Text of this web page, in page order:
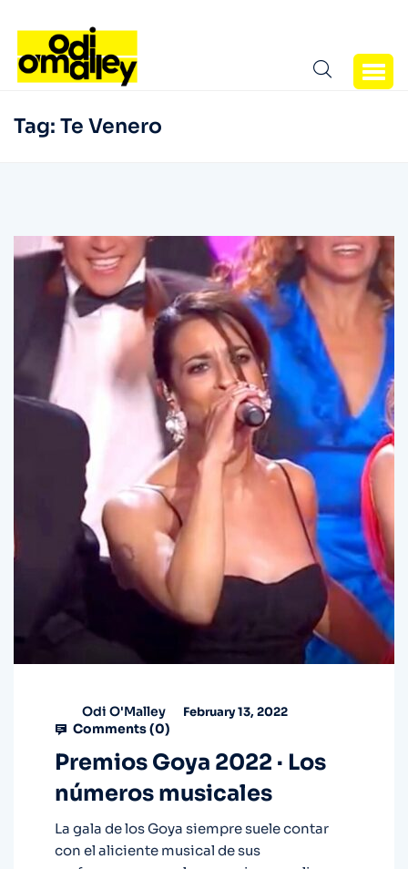
Tag: Te Venero
Odi O'Malley February 13, 2022
Comments (0)
Premios Goya 2022 · Los
números musicales
La gala de los Goya siempre suele contar
con el aliciente musical de sus